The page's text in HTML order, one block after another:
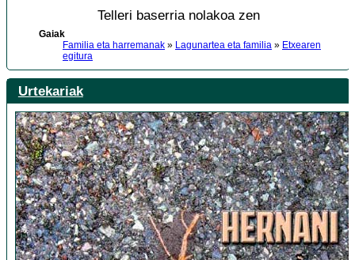
Telleri baserria nolakoa zen
Gaiak
Familia eta harremanak » Lagunartea eta familia » Etxearen
egitura
Urtekariak